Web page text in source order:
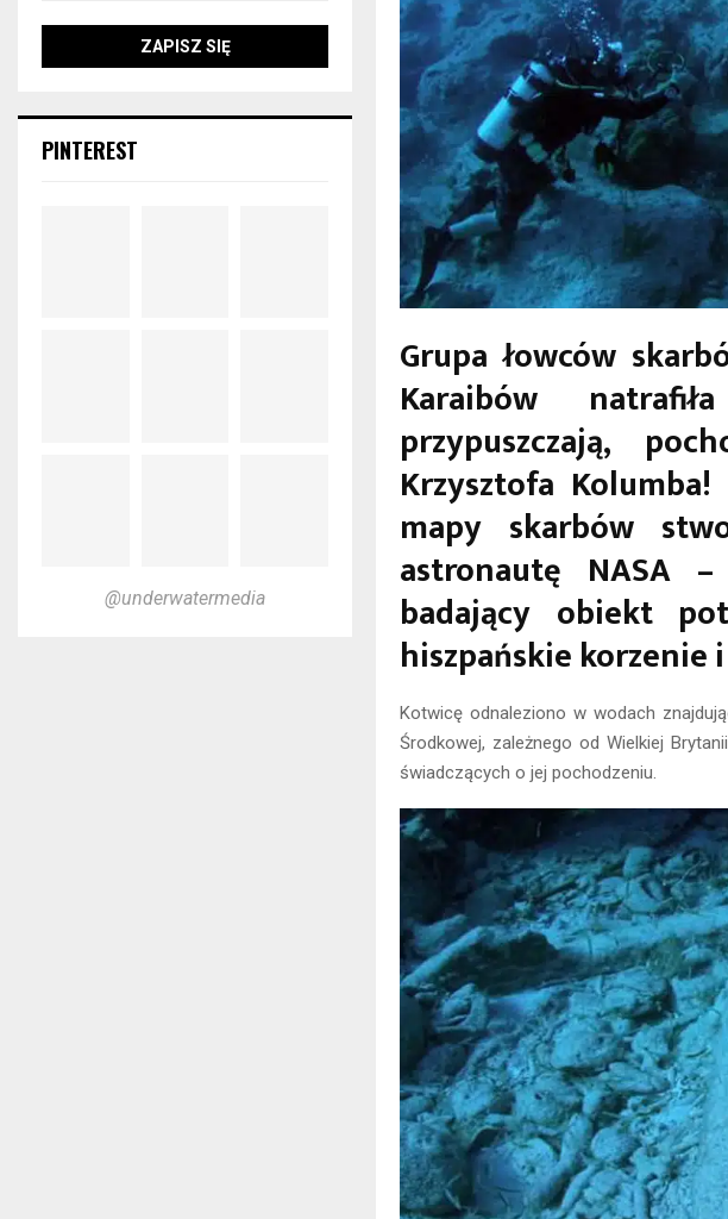
Grupa łowców
Karaibów
przypuszczają,
Krzysztofa
mapy skarbów
astronautę NASA
badający obiekt
hiszpańskie korzenie
Kotwicę odnaleziono w wodach
Środkowej, zależnego od Wielkiej
świadczących o jej pochodzeniu.
PINTEREST
@underwatermedia